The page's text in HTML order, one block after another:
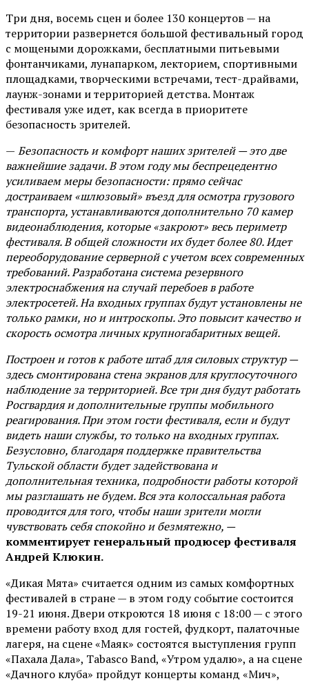
Три дня, восемь сцен и более 130 концертов — на
территории развернется большой фестивальный город
с мощеными дорожками, бесплатными питьевыми
фонтанчиками, лунапарком, лекторием, спортивными
площадками, творческими встречами, тест-драйвами,
лаунж-зонами и территорией детства. Монтаж
фестиваля уже идет, как всегда в приоритете
безопасность зрителей.
— Безопасность и комфорт наших зрителей — это две
важнейшие задачи. В этом году мы беспрецедентно
усиливаем меры безопасности: прямо сейчас
достраиваем «шлюзовый» въезд для осмотра грузового
транспорта, устанавливаются дополнительно 70 камер
видеонаблюдения, которые «закроют» весь периметр
фестиваля. В общей сложности их будет более 80. Идет
переоборудование серверной с учетом всех современных
требований. Разработана система резервного
электроснабжения на случай перебоев в работе
электросетей. На входных группах будут установлены не
только рамки, но и интроскопы. Это повысит качество и
скорость осмотра личных крупногабаритных вещей.
Построен и готов к работе штаб для силовых структур —
здесь смонтирована стена экранов для круглосуточного
наблюдение за территорией. Все три дня будут работать
Росгвардия и дополнительные группы мобильного
реагирования. При этом гости фестиваля, если и будут
видеть наши службы, то только на входных группах.
Безусловно, благодаря поддержке правительства
Тульской области будет задействована и
дополнительная техника, подробности работы которой
мы разглашать не будем. Вся эта колоссальная работа
проводится для того, чтобы наши зрители могли
чувствовать себя спокойно и безмятежно, —
комментирует генеральный продюсер фестиваля
Андрей Клюкин.
«Дикая Мята» считается одним из самых комфортных
фестивалей в стране — в этом году событие состоится
19-21 июня. Двери откроются 18 июня с 18:00 — с этого
времени работу вход для гостей, фудкорт, палаточные
лагеря, на сцене «Маяк» состоятся выступления групп
«Пахала Дала», Tabasco Band, «Утром удалю», а на сцене
«Дачного клуба» пройдут концерты команд «Мич»,